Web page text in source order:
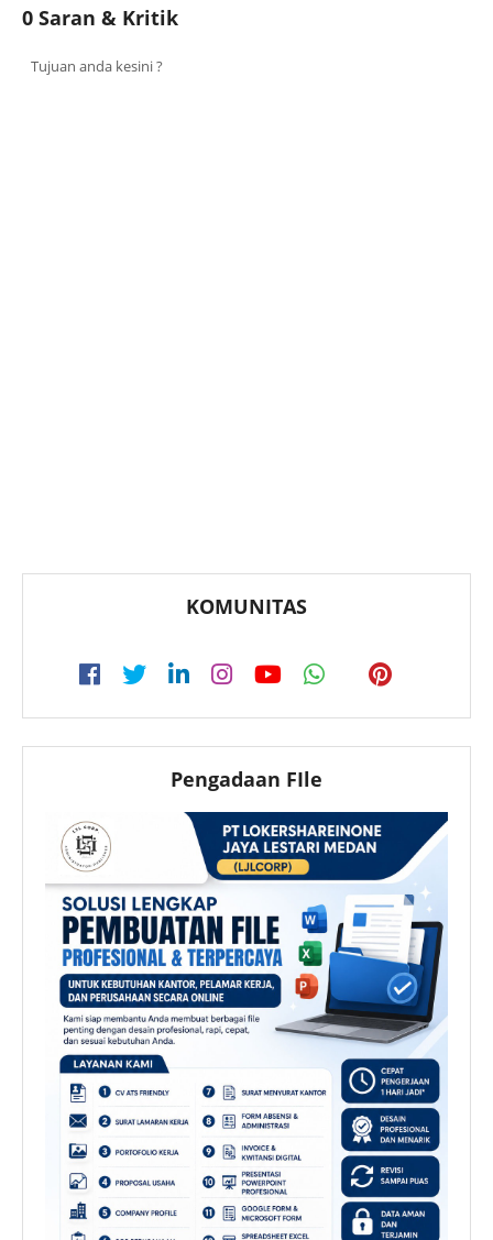
0 Saran & Kritik
Tujuan anda kesini ?
KOMUNITAS
Pengadaan FIle